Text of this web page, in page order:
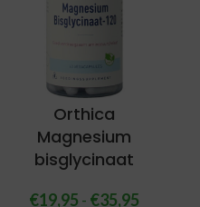
Orthica
Magnesium
bisglycinaat
€19,95 - €35,95